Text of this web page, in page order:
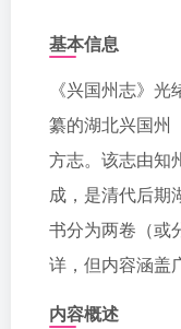
基本信息
《兴国州志》
纂的湖北兴国州
方志。该志由知
成，是清代后期
书分为两卷（或
详，但内容涵盖
内容概述